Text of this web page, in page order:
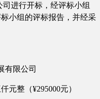
进行开标，经评标小组
小组的评标报告，并经采
有限公司
元整 （¥295000元）